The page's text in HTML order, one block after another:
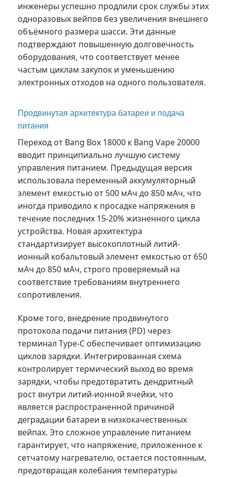
инженеры успешно продлили срок службы этих
одноразовых вейпов без увеличения внешнего
объёмного размера шасси. Эти данные
подтверждают повышенную долговечность
оборудования, что соответствует менее
частым циклам закупок и уменьшению
электронных отходов на одного пользователя.
Продвинутая архитектура батареи и подача
питания
Переход от Bang Box 18000 к Bang Vape 20000
вводит принципиально лучшую систему
управления питанием. Предыдущая версия
использовала переменный аккумуляторный
элемент емкостью от 500 мАч до 850 мАч, что
иногда приводило к просадке напряжения в
течение последних 15-20% жизненного цикла
устройства. Новая архитектура
стандартизирует высокоплотный литий-
ионный кобальтовый элемент емкостью от 650
мАч до 850 мАч, строго проверяемый на
соответствие требованиям внутреннего
сопротивления.
Кроме того, внедрение продвинутого
протокола подачи питания (PD) через
терминал Type-C обеспечивает оптимизацию
циклов зарядки. Интегрированная схема
контролирует термический выход во время
зарядки, чтобы предотвратить дендритный
рост внутри литий-ионной ячейки, что
является распространенной причиной
деградации батареи в низкокачественных
вейпах. Это сложное управление питанием
гарантирует, что напряжение, приложенное к
сетчатому нагревателю, остается постоянным,
предотвращая колебания температуры